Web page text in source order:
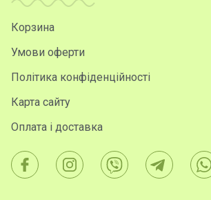
Корзина
Умови оферти
Політика конфіденційності
Карта сайту
Оплата і доставка